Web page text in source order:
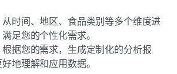
时间、地区、食品类别等多个维度进
足您的个性化需求。
据您的需求，生成定制化的分析报
地理解和应用数据。